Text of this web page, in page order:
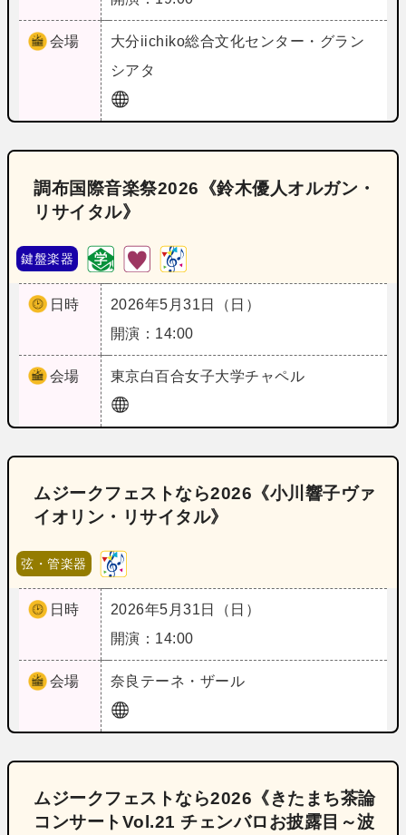
会場 大分iichiko総合文化センター・グラン
シアタ
調布国際音楽祭2026《鈴木優人オルガン・
リサイタル》
鍵盤楽器
日時
2026年5月31日（日）
開演：14:00
会場 東京白百合女子大学チャペル
ムジークフェストなら2026《小川響子ヴァ
イオリン・リサイタル》
弦・管楽器
日時
2026年5月31日（日）
開演：14:00
会場 奈良 テーネ・ザール
ムジークフェストなら2026《きたまち茶論
コンサートVol.21 チェンバロお披露目～波